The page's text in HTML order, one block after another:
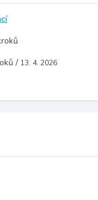
/ 13. 4. 2026